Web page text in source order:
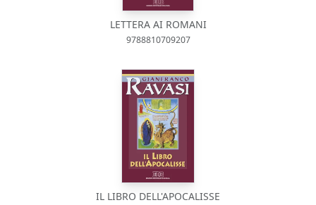
LETTERA AI ROMANI
9788810709207
IL LIBRO DELL'APOCALISSE